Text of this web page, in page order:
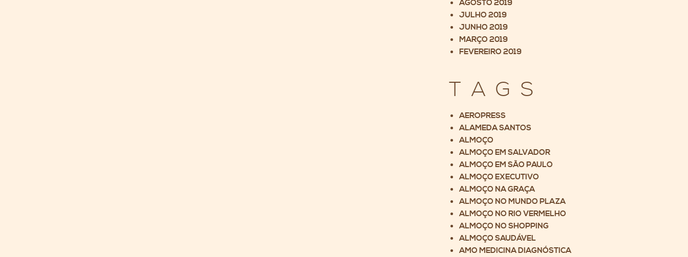
AGOSTO 2019
JULHO 2019
JUNHO 2019
MARÇO 2019
FEVEREIRO 2019
TAGS
AEROPRESS
ALAMEDA SANTOS
ALMOÇO
ALMOÇO EM SALVADOR
ALMOÇO EM SÃO PAULO
ALMOÇO EXECUTIVO
ALMOÇO NA GRAÇA
ALMOÇO NO MUNDO PLAZA
ALMOÇO NO RIO VERMELHO
ALMOÇO NO SHOPPING
ALMOÇO SAUDÁVEL
AMO MEDICINA DIAGNÓSTICA